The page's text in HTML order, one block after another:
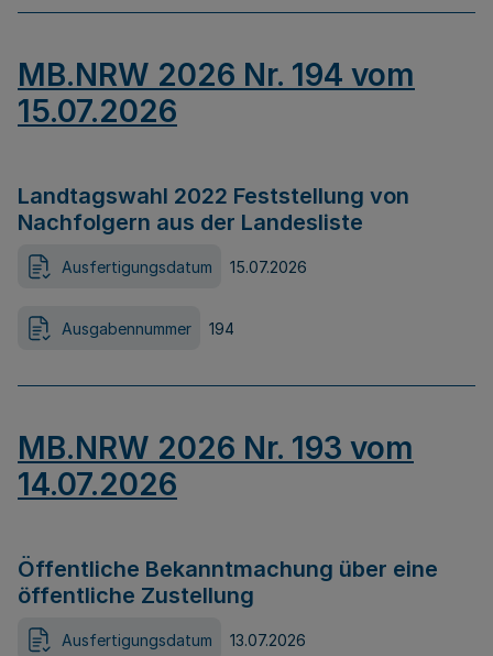
MB.NRW 2026 Nr. 194 vom
15.07.2026
Landtagswahl 2022 Feststellung von
Nachfolgern aus der Landesliste
Ausfertigungsdatum 15.07.2026
Ausgabennummer 194
MB.NRW 2026 Nr. 193 vom
14.07.2026
Öffentliche Bekanntmachung über eine
öffentliche Zustellung
Ausfertigungsdatum 13.07.2026